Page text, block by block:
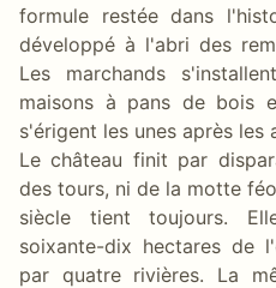
formule restée dans
développé à l'abri des
Les marchands
maisons à pans de bois
s'érigent les unes après les
Le château finit par
des tours, ni de la motte
siècle tient toujours.
soixante-dix hectares de
par quatre rivières. La